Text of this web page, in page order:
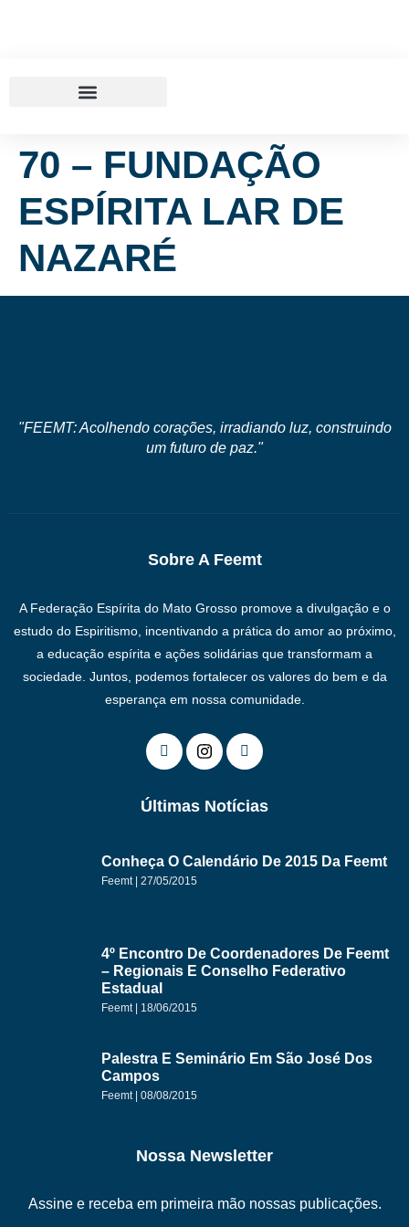
70 – FUNDAÇÃO
ESPÍRITA LAR DE
NAZARÉ
"FEEMT: Acolhendo corações, irradiando luz, construindo
um futuro de paz."
Sobre A Feemt
A Federação Espírita do Mato Grosso promove a divulgação e o
estudo do Espiritismo, incentivando a prática do amor ao próximo,
a educação espírita e ações solidárias que transformam a
sociedade. Juntos, podemos fortalecer os valores do bem e da
esperança em nossa comunidade.
Últimas Notícias
Conheça O Calendário De 2015 Da Feemt
Feemt 27/05/2015
4º Encontro De Coordenadores De Feemt
– Regionais E Conselho Federativo
Estadual
Feemt 18/06/2015
Palestra E Seminário Em São José Dos
Campos
Feemt 08/08/2015
Nossa Newsletter
Assine e receba em primeira mão nossas publicações.